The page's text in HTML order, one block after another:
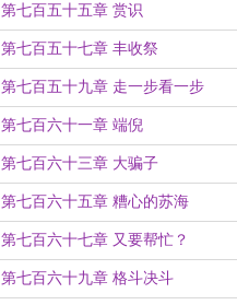
第七百五十五章 赏识
第七百五十七章 丰收祭
第七百五十九章 走一步看一步
第七百六十一章 端倪
第七百六十三章 大骗子
第七百六十五章 糟心的苏海
第七百六十七章 又要帮忙？
第七百六十九章 格斗决斗